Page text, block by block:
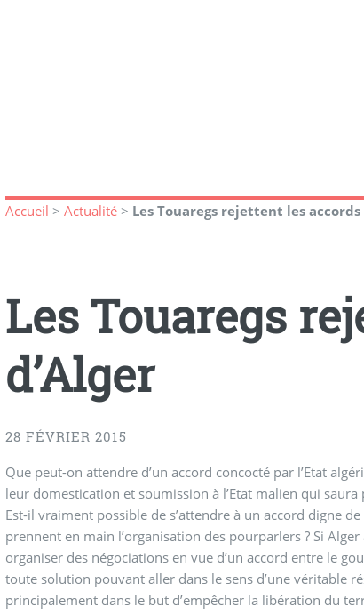
Accueil >Actualité > Les Touaregs rejettent les accords
Les Touaregs
d’Alger
28 FÉVRIER 2015
Que peut-on attendre d’un accord concocté par l’Etat
leur domestication et soumission à l’Etat malien qui
Est-il vraiment possible de s’attendre à un accord digne
prennent en main l’organisation des pourparlers ? Si
organiser des négociations en vue d’un accord entre le
toute solution pouvant aller dans le sens d’une véritable
principalement dans le but d’empêcher la libération du